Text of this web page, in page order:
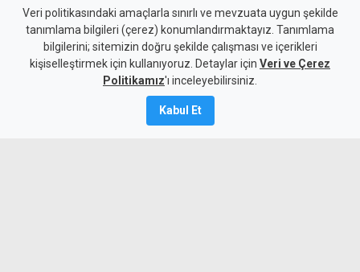
Allanazarov'un ölümünde 7
zanlıya ek tutukluluk:
"Hakaret ve darp etti" diyerek
Veri politikasındaki amaçlarla sınırlı ve mevzuata uygun şekilde
tanımlama bilgileri (çerez) konumlandırmaktayız. Tanımlama
bilgilerini; sitemizin doğru şekilde çalışması ve içerikleri
kişiselleştirmek için kullanıyoruz. Detaylar için Veri ve Çerez
Politikamız'ı inceleyebilirsiniz.
Kabul Et